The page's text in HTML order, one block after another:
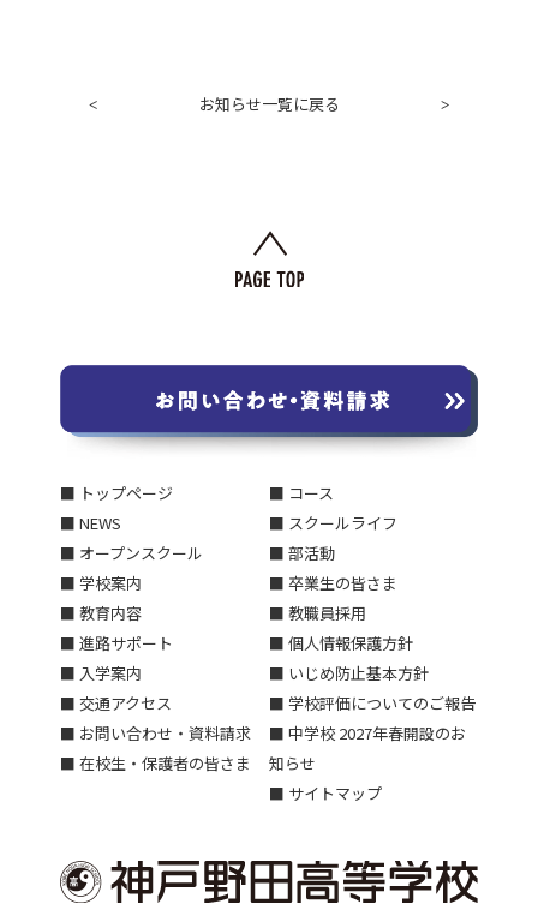
< お知らせ一覧に戻る >
■ トップページ
■ NEWS
■ オープンスクール
■ 学校案内
■ 教育内容
■ 進路サポート
■ 入学案内
■ 交通アクセス
■ お問い合わせ・資料請求
■ 在校生・保護者の皆さま
■ コース
■ スクールライフ
■ 部活動
■ 卒業生の皆さま
■ 教職員採用
■ 個人情報保護方針
■ いじめ防止基本方針
■ 学校評価についてのご報告
■ 中学校 2027年春開設のお
知らせ
■ サイトマップ